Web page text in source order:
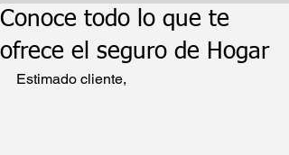
Conoce todo lo que te
ofrece el seguro de Hogar
Estimado cliente,